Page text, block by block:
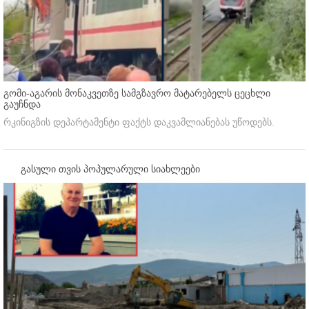
გომი-აგარის მონაკვეთზე სამგზავრო მატარებელს ცეცხლი
გაუჩნდა
რკინიგზის დეპარტამენტი ფაქტს დაკვამლიანებას უწოდებს.
გასული თვის პოპულარული სიახლეები